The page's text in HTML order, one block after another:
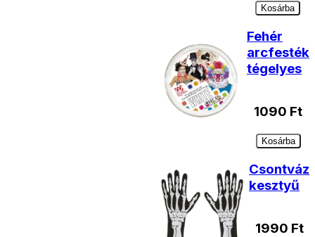
Kosárba
Fehér
arcfesték
tégelyes
1090 Ft
Kosárba
Csontváz
kesztyű
1990 Ft